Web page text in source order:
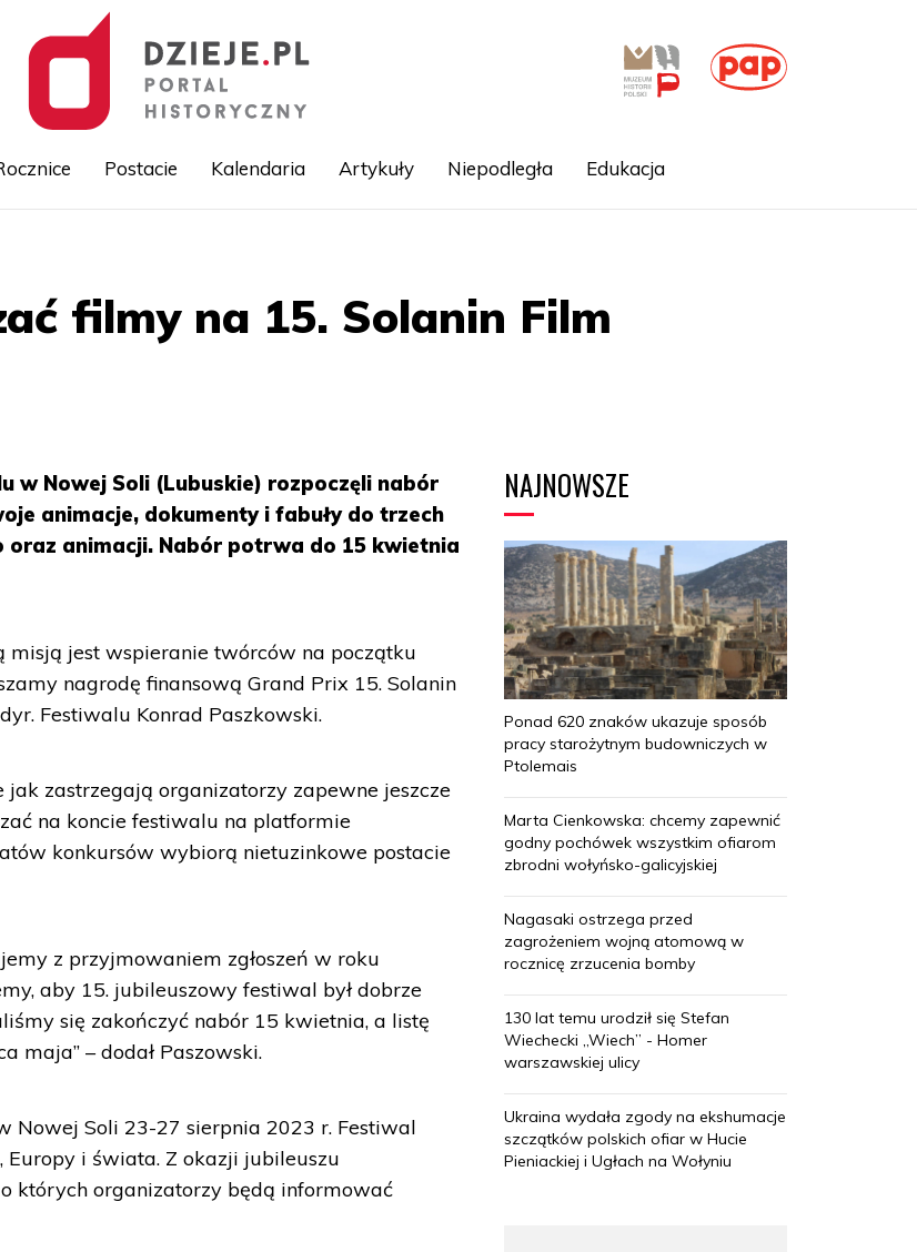
Postacie Kalendaria Artykuły Niepodległa Edukacja
filmy na 15. Solanin Film
w Nowej Soli (Lubuskie) rozpoczęli nabór
animacje, dokumenty i fabuły do trzech
animacji. Nabór potrwa do 15 kwietnia
misją jest wspieranie twórców na początku
nagrodę finansową Grand Prix 15. Solanin
Festiwalu Konrad Paszkowski.
jak zastrzegają organizatorzy zapewne jeszcze
na koncie festiwalu na platformie
konkursów wybiorą nietuzinkowe postacie
z przyjmowaniem zgłoszeń w roku
aby 15. jubileuszowy festiwal był dobrze
się zakończyć nabór 15 kwietnia, a listę
maja” – dodał Paszowski.
Nowej Soli 23-27 sierpnia 2023 r. Festiwal
Europy i świata. Z okazji jubileuszu
których organizatorzy będą informować
NAJNOWSZE
Ponad 620 znaków ukazuje sposób
pracy starożytnym budowniczych w
Ptolemais
Marta Cienkowska: chcemy zapewnić
godny pochówek wszystkim ofiarom
zbrodni wołyńsko-galicyjskiej
Nagasaki ostrzega przed
zagrożeniem wojną atomową w
rocznicę zrzucenia bomby
130 lat temu urodził się Stefan
Wiechecki „Wiech” - Homer
warszawskiej ulicy
Ukraina wydała zgody na ekshumacje
szczątków polskich ofiar w Hucie
Pieniackiej i Ugłach na Wołyniu